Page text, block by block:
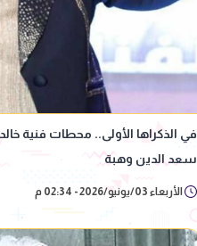
في الذكراها الأولى.. محطات فنية
سعد الدين وهبة
الأربعاء 03/يونيو/2026 - 02:34 م